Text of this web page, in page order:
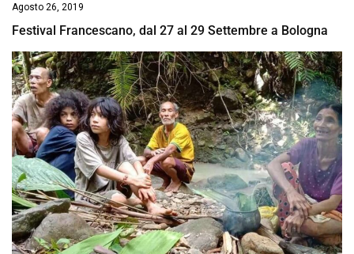
Agosto 26, 2019
Festival Francescano, dal 27 al 29 Settembre a Bologna